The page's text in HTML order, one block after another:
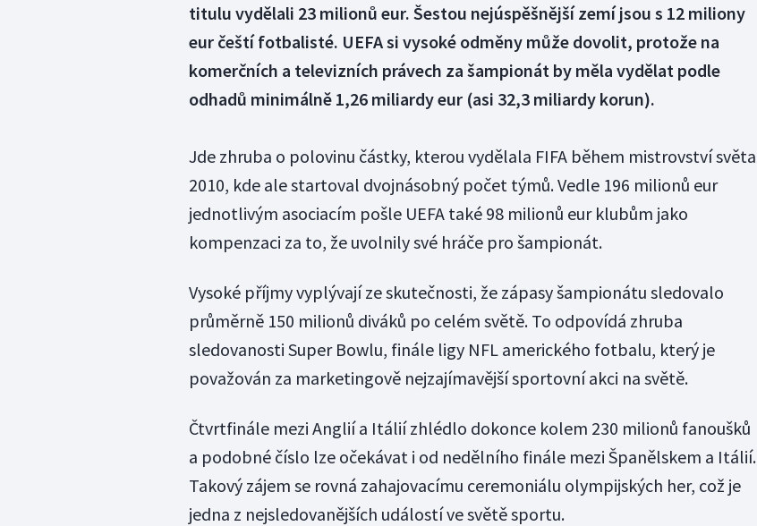
titulu vydělali 23 milionů eur. Šestou nejúspěšnější zemí jsou s 12 miliony
eur čeští fotbalisté. UEFA si vysoké odměny může dovolit, protože na
komerčních a televizních právech za šampionát by měla vydělat podle
odhadů minimálně 1,26 miliardy eur (asi 32,3 miliardy korun).
Jde zhruba o polovinu částky, kterou vydělala FIFA během mistrovství světa
2010, kde ale startoval dvojnásobný počet týmů. Vedle 196 milionů eur
jednotlivým asociacím pošle UEFA také 98 milionů eur klubům jako
kompenzaci za to, že uvolnily své hráče pro šampionát.
Vysoké příjmy vyplývají ze skutečnosti, že zápasy šampionátu sledovalo
průměrně 150 milionů diváků po celém světě. To odpovídá zhruba
sledovanosti Super Bowlu, finále ligy NFL amerického fotbalu, který je
považován za marketingově nejzajímavější sportovní akci na světě.
Čtvrtfinále mezi Anglií a Itálií zhlédlo dokonce kolem 230 milionů fanoušků
a podobné číslo lze očekávat i od nedělního finále mezi Španělskem a Itálií.
Takový zájem se rovná zahajovacímu ceremoniálu olympijských her, což je
jedna z nejsledovanějších událostí ve světě sportu.